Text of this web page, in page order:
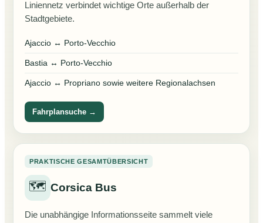
Liniennetz verbindet wichtige Orte außerhalb der
Stadtgebiete.
Ajaccio ↔ Porto-Vecchio
Bastia ↔ Porto-Vecchio
Ajaccio ↔ Propriano sowie weitere Regionalachsen
Fahrplansuche →
PRAKTISCHE GESAMTÜBERSICHT
🗺️ Corsica Bus
Die unabhängige Informationsseite sammelt viele